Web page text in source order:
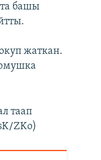
башы
жаткан.
таап
ZKo)